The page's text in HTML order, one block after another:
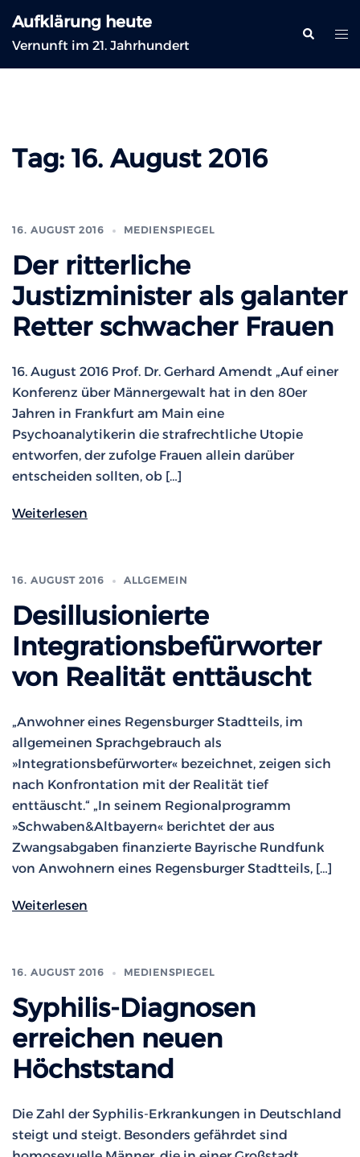
Inhalt
springen
Aufklärung heute
Vernunft im 21. Jahrhundert
Suche
Tag: 16. August 2016
16. AUGUST 2016 MEDIENSPIEGEL
Der ritterliche
Justizminister als galanter
Retter schwacher Frauen
16. August 2016 Prof. Dr. Gerhard Amendt „Auf einer
Konferenz über Männergewalt hat in den 80er
Jahren in Frankfurt am Main eine
Psychoanalytikerin die strafrechtliche Utopie
entworfen, der zufolge Frauen allein darüber
entscheiden sollten, ob […]
Weiterlesen
16. AUGUST 2016 ALLGEMEIN
Desillusionierte
Integrationsbefürworter
von Realität enttäuscht
„Anwohner eines Regensburger Stadtteils, im
allgemeinen Sprachgebrauch als
»Integrationsbefürworter« bezeichnet, zeigen sich
nach Konfrontation mit der Realität tief
enttäuscht.“ „In seinem Regionalprogramm
»Schwaben&Altbayern« berichtet der aus
Zwangsabgaben finanzierte Bayrische Rundfunk
von Anwohnern eines Regensburger Stadtteils, […]
Weiterlesen
16. AUGUST 2016 MEDIENSPIEGEL
Syphilis-Diagnosen
erreichen neuen
Höchststand
Die Zahl der Syphilis-Erkrankungen in Deutschland
steigt und steigt. Besonders gefährdet sind